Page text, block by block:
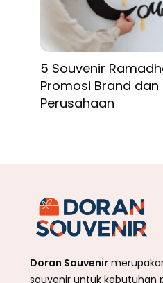
5 Souvenir
Promosi Brand dan
Perusahaan
Doran Souvenir
souvenir untuk kebutuhan